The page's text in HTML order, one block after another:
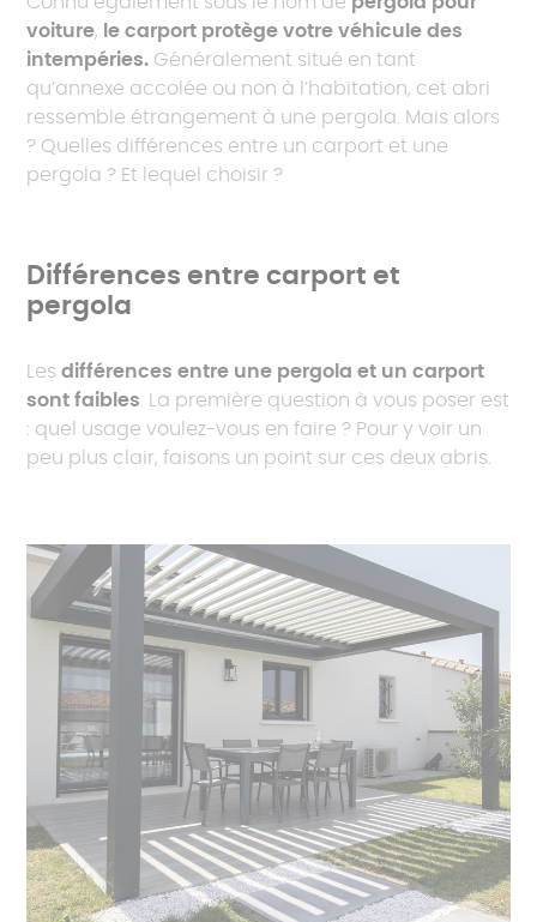
voiture, le carport protège votre véhicule des
intempéries. Généralement situé en tant
qu’annexe accolée ou non à l’habitation, cet abri
ressemble étrangement à une pergola. Mais alors
? Quelles différences entre un carport et une
pergola ? Et lequel choisir ?
Différences entre carport et
pergola
Lesdifférences entre une pergola et un carport
sont faibles. La première question à vous poser est
: quel usage voulez-vous en faire ? Pour y voir un
peu plus clair, faisons un point sur ces deux abris.